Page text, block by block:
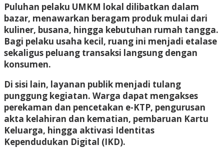
Puluhan pelaku UMKM lokal dilibatkan dalam
bazar, menawarkan beragam produk mulai dari
kuliner, busana, hingga kebutuhan rumah tangga.
Bagi pelaku usaha kecil, ruang ini menjadi etalase
sekaligus peluang transaksi langsung dengan
konsumen.
Di sisi lain, layanan publik menjadi tulang
punggung kegiatan. Warga dapat mengakses
perekaman dan pencetakan e-KTP, pengurusan
akta kelahiran dan kematian, pembaruan Kartu
Keluarga, hingga aktivasi Identitas
Kependudukan Digital (IKD).